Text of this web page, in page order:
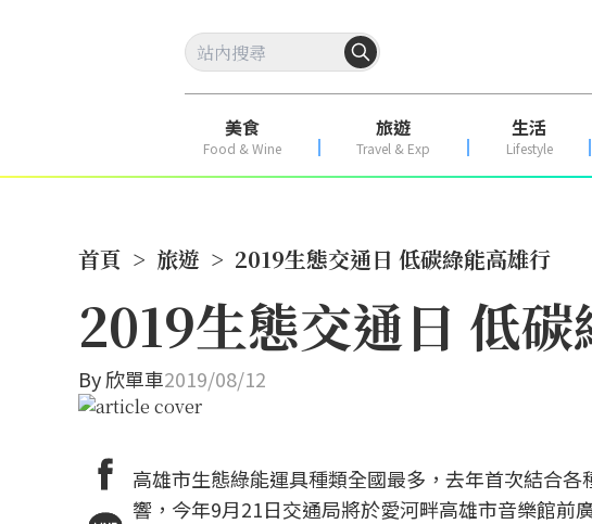
美食
Food & Wine
旅遊
Travel & Exp
生活
Lifestyle
首頁 > 旅遊 > 2019生態交通日 低碳綠能高雄行
2019生態交通日 低
By欣單車2019/08/12
高雄市生態綠能運具種類全國最多，去年首次結合
響，今年9月21日交通局將於愛河畔高雄市音樂館前